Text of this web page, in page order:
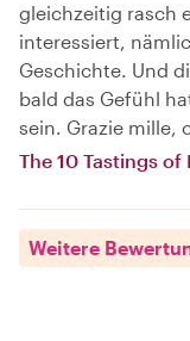
gleichzeitig rasch
interessiert,
Geschichte. Und
bald das Gefühl
sein. Grazie mille,
The 10 Tastings of
Weitere